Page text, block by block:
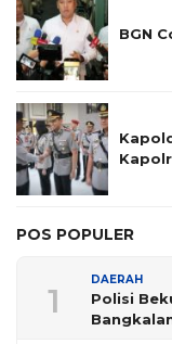
BGN
POS POPULER
1
DAERAH
Polisi